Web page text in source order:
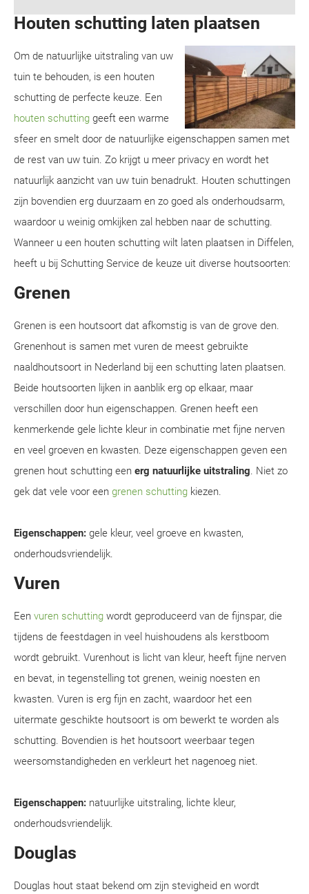
Houten schutting laten plaatsen
Om de natuurlijke uitstraling van uw
tuin te behouden, is een houten
schutting de perfecte keuze. Een
houten schutting geeft een warme
sfeer en smelt door de natuurlijke eigenschappen samen met
de rest van uw tuin. Zo krijgt u meer privacy en wordt het
natuurlijk aanzicht van uw tuin benadrukt. Houten schuttingen
zijn bovendien erg duurzaam en zo goed als onderhoudsarm,
waardoor u weinig omkijken zal hebben naar de schutting.
Wanneer u een houten schutting wilt laten plaatsen in Diffelen,
heeft u bij Schutting Service de keuze uit diverse houtsoorten:
Grenen
Grenen is een houtsoort dat afkomstig is van de grove den.
Grenenhout is samen met vuren de meest gebruikte
naaldhoutsoort in Nederland bij een schutting laten plaatsen.
Beide houtsoorten lijken in aanblik erg op elkaar, maar
verschillen door hun eigenschappen. Grenen heeft een
kenmerkende gele lichte kleur in combinatie met fijne nerven
en veel groeven en kwasten. Deze eigenschappen geven een
grenen hout schutting een erg natuurlijke uitstraling. Niet zo
gek dat vele voor een grenen schutting kiezen.
Eigenschappen: gele kleur, veel groeve en kwasten,
onderhoudsvriendelijk.
Vuren
Een vuren schutting wordt geproduceerd van de fijnspar, die
tijdens de feestdagen in veel huishoudens als kerstboom
wordt gebruikt. Vurenhout is licht van kleur, heeft fijne nerven
en bevat, in tegenstelling tot grenen, weinig noesten en
kwasten. Vuren is erg fijn en zacht, waardoor het een
uitermate geschikte houtsoort is om bewerkt te worden als
schutting. Bovendien is het houtsoort weerbaar tegen
weersomstandigheden en verkleurt het nagenoeg niet.
Eigenschappen: natuurlijke uitstraling, lichte kleur,
onderhoudsvriendelijk.
Douglas
Douglas hout staat bekend om zijn stevigheid en wordt